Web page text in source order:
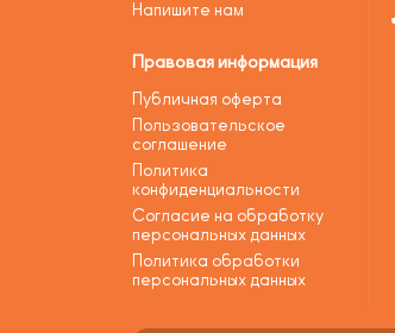
Напишите нам
Правовая информация
Публичная оферта
Пользовательское
соглашение
Политика
конфиденциальности
Согласие на обработку
персональных данных
Политика обработки
персональных данных